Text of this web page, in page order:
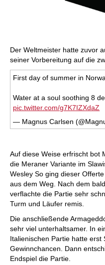
Der Weltmeister hatte zuvor
seiner Vorbereitung auf die
First day of summer in
Water at a soul soothing 8
pic.twitter.com/g7K7IZXdaZ
— Magnus Carlsen
Auf diese Weise erfrischt bot
die Meraner Variante im
Wesley So ging dieser
aus dem Weg. Nach dem
verflachte die Partie sehr
Turm und Läufer remis.
Die anschließende
sehr viel unterhaltsamer. In
Italienischen Partie hatte
Gewinnchancen. Dann
Endspiel die Partie.